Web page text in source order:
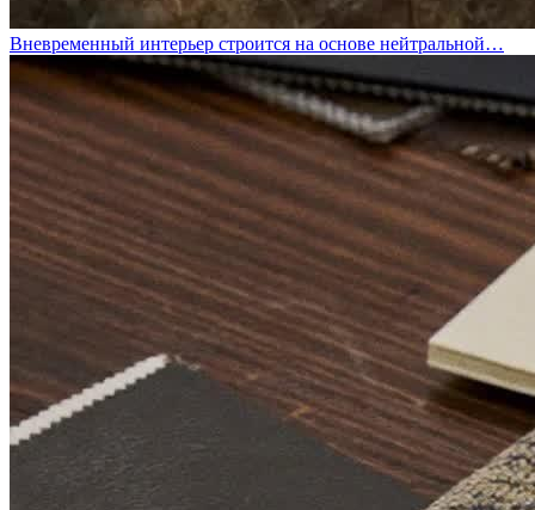
Вневременный интерьер строится на основе нейтральной…